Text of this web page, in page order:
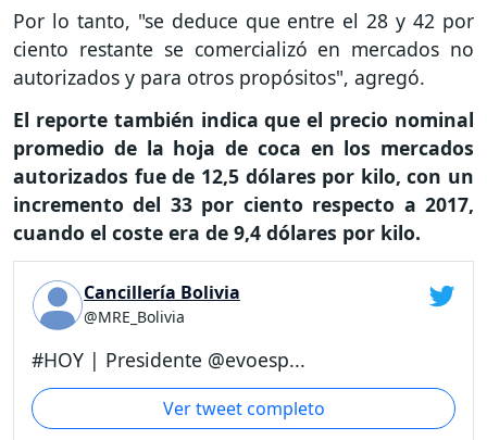
Por lo tanto, "se deduce que entre el 28 y 42 por
ciento restante se comercializó en mercados no
autorizados y para otros propósitos", agregó.
El reporte también indica que el precio nominal
promedio de la hoja de coca en los mercados
autorizados fue de 12,5 dólares por kilo, con un
incremento del 33 por ciento respecto a 2017,
cuando el coste era de 9,4 dólares por kilo.
Cancillería Bolivia
@MRE_Bolivia
#HOY | Presidente @evoesp...
Ver tweet completo